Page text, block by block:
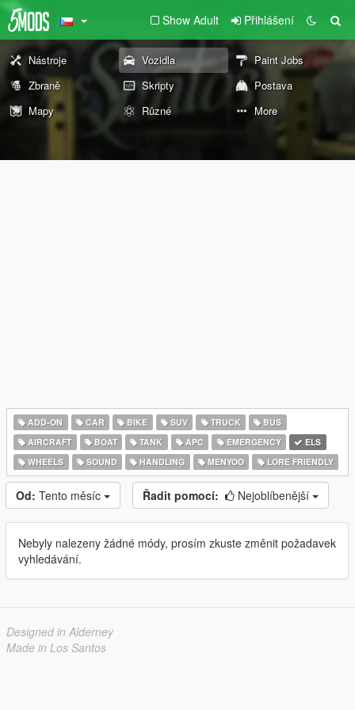
Show Adult Přihlášení
Nástroje Vozidla
Paint Jobs
Zbraně
Skripty
Postava
Mapy
Různé More
ADD-ON CAR BIKE SUV TRUCK
BUS
AIRCRAFT
BOAT TANK APC EMERGENCY
ELS
WHEELS
SOUND HANDLING MENYOO LORE FRIENDLY
Od: Tento měsíc Řadit pomocí: Nejoblíbenější
Nebyly nalezeny žádné módy, prosím zkuste změnit požadavek
vyhledávání.
Designed in Alderney
Made in Los Santos